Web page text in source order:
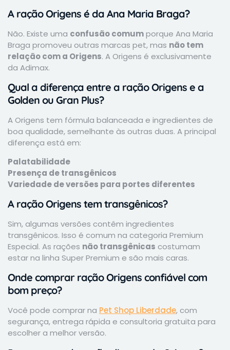
A ração Origens é da Ana Maria Braga?
Não. Existe uma confusão comumporque Ana Maria
Braga promoveu outras marcas pet, mas não tem
relação com a Origens. A Origens é exclusivamente
da Adimax.
Qual a diferença entre a ração Origens e a
Golden ou Gran Plus?
A Origens tem fórmula balanceada e ingredientes de
boa qualidade, semelhante às outras duas. A principal
diferença está em:
Palatabilidade
Presença de transgênicos
Variedade de versões para portes diferentes
A ração Origens tem transgênicos?
Sim, algumas versões contêm ingredientes
transgênicos. Isso é comum na categoria Premium
Especial. As rações não transgênicas costumam
estar na linha Super Premium e são mais caras.
Onde comprar ração Origens confiável com
bom preço?
Você pode comprar na Pet Shop Liberdade, com
segurança, entrega rápida e consultoria gratuita para
escolher a melhor versão.